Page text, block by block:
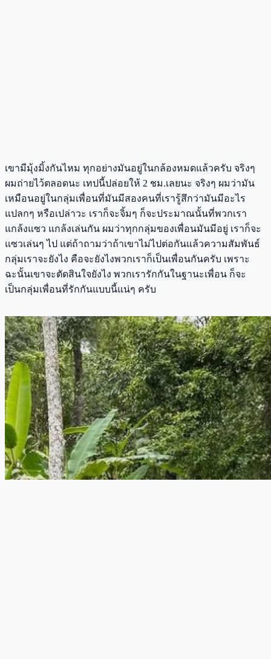
เขามีมุ้งมิ้งกันไหม ทุกอย่างมันอยู่ในกล้องหมดแล้วครับ จริงๆ
ผมถ่ายไว้ตลอดนะ เทปนี้ปล่อยให้ 2 ชม.เลยนะ จริงๆ ผมว่ามัน
เหมือนอยู่ในกลุ่มเพื่อนที่มันมีสองคนที่เรารู้สึกว่ามันมีอะไร
แปลกๆ หรือเปล่าวะ เราก็จะจิ้มๆ ก็จะประมาณนั้นที่พวกเรา
แกล้งแซว แกล้งเล่นกัน ผมว่าทุกกลุ่มของเพื่อนมันมีอยู่ เราก็จะ
แซวเล่นๆ ไป แต่ถ้าถามว่าถ้าเขาไม่ไปต่อกันแล้วความสัมพันธ์
กลุ่มเราจะยังไง คือจะยังไงพวกเราก็เป็นเพื่อนกันครับ เพราะ
ฉะนั้นเขาจะตัดสินใจยังไง พวกเรารักกันในฐานะเพื่อน ก็จะ
เป็นกลุ่มเพื่อนที่รักกันแบบนี้แน่ๆ ครับ